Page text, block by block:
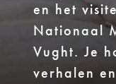
en het
Nationaal
Vught. Je
verhalen